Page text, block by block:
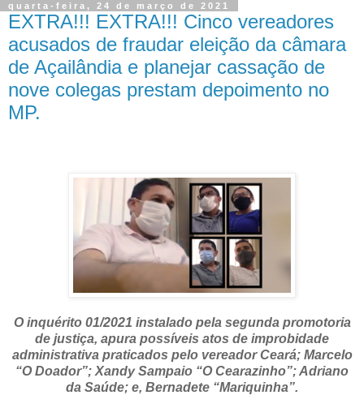
quarta-feira, 24 de março de 2021
EXTRA!!! EXTRA!!! Cinco vereadores
acusados de fraudar eleição da câmara
de Açailândia e planejar cassação de
nove colegas prestam depoimento no
MP.
O inquérito 01/2021 instalado pela segunda promotoria
de justiça, apura possíveis atos de improbidade
administrativa praticados pelo vereador Ceará; Marcelo
“O Doador”; Xandy Sampaio “O Cearazinho”; Adriano
da Saúde; e, Bernadete “Mariquinha”.